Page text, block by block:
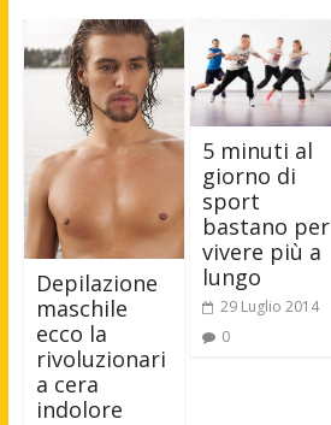
Depilazione
maschile
ecco la
rivoluzionari
a cera
indolore
5 minuti al
giorno di
sport
bastano per
vivere più a
lungo
29 Luglio 2014
0